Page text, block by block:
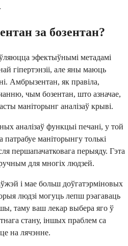
за бозентан?
эфектыўнымі метадамі
гіпертэнзіі, але яны маюць
Амбрызентан, як правіла,
чым бозентан, што азначае,
маніторынг аналізаў крыві.
аналізаў функцыі печані, у той
маніторынгу толькі
першапачатковага перыяду. Гэта
для многіх людзей.
і мае больш доўгатэрміновых
людзі могуць лепш рэагаваць
таму ваш лекар выбера яго ў
стану, іншых праблем са
на лячэнне.